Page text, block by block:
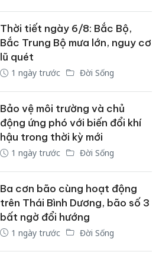
Thời tiết ngày 6/8: Bắc Bộ,
Bắc Trung Bộ mưa lớn, nguy cơ
lũ quét
1 ngày trước Đời Sống
Bảo vệ môi trường và chủ
động ứng phó với biến đổi khí
hậu trong thời kỳ mới
1 ngày trước Đời Sống
Ba cơn bão cùng hoạt động
trên Thái Bình Dương, bão số 3
bất ngờ đổi hướng
1 ngày trước Đời Sống